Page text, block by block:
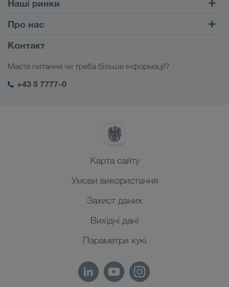
Портал клієнта CONNECT
Цифрові рішення
Наші ринки
Європа
Кавказ
Центральна Азія
Близький Схід
Про нас
Інформація про фірму
Соціальна відповідальність
Менеджмент SHEQ
Контакт
Маєте питання чи треба більше інформації?
+43 5 7777-0
Карта сайту
Умови використання
Захист даних
Вихідні дані
Параметри кукі